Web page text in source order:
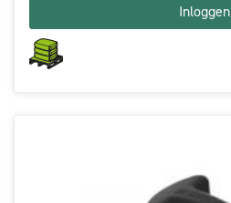
Inloggen